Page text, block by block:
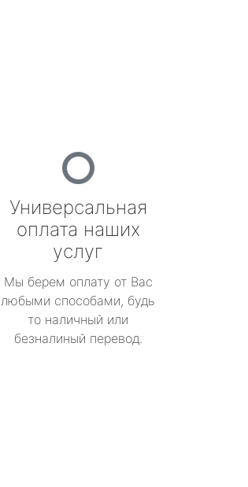
Универсальная
оплата наших
услуг
Мы берем оплату от Вас
любыми способами, будь
то наличный или
безналиный перевод.